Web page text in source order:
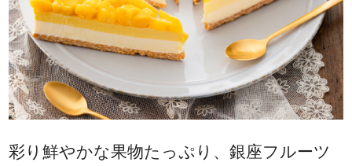
彩り鮮やかな果物たっぷり、銀座フルーツ